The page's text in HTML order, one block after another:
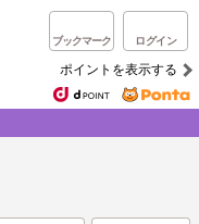
ブックマーク ログイン
ポイントを表示する